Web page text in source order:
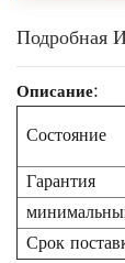
Подробная
Описание:
Состояние
Гарантия
Срок